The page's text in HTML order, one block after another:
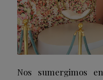
Nos sumergimos